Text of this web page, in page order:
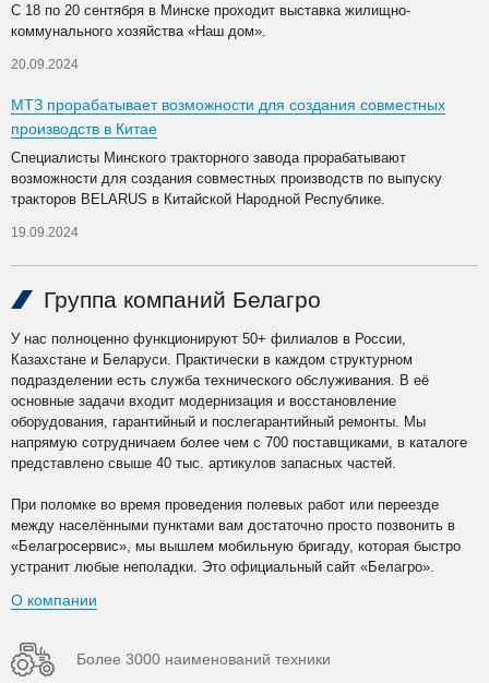
С 18 по 20 сентября в Минске проходит выставка жилищно-
коммунального хозяйства «Наш дом».
20.09.2024
МТЗ прорабатывает возможности для создания совместных
производств в Китае
Специалисты Минского тракторного завода прорабатывают
возможности для создания совместных производств по выпуску
тракторов BELARUS в Китайской Народной Республике.
19.09.2024
Группа компаний Белагро
У нас полноценно функционируют 50+ филиалов в России,
Казахстане и Беларуси. Практически в каждом структурном
подразделении есть служба технического обслуживания. В её
основные задачи входит модернизация и восстановление
оборудования, гарантийный и послегарантийный ремонты. Мы
напрямую сотрудничаем более чем с 700 поставщиками, в каталоге
представлено свыше 40 тыс. артикулов запасных частей.
При поломке во время проведения полевых работ или переезде
между населёнными пунктами вам достаточно просто позвонить в
«Белагросервис», мы вышлем мобильную бригаду, которая быстро
устранит любые неполадки. Это официальный сайт «Белагро».
О компании
Более 3000 наименований техники